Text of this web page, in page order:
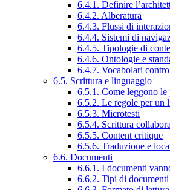
6.4.1. Definire
6.4.2. Alberatura
6.4.3. Flussi di
6.4.4. Sistemi di
6.4.5. Tipologie di
6.4.6. Ontologie e
6.4.7. Vocabolari
6.5. Scrittura e linguaggio
6.5.1. Come leggono le
6.5.2. Le regole per un
6.5.3. Microtesti
6.5.4. Scrittura
6.5.5. Content critique
6.5.6. Traduzione e
6.6. Documenti
6.6.1. I documenti
6.6.2. Tipi di documenti